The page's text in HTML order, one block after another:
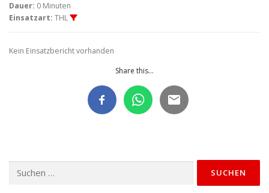
Dauer: 0 Minuten
Einsatzart: THL
Kein Einsatzbericht vorhanden
Share this...
nach: